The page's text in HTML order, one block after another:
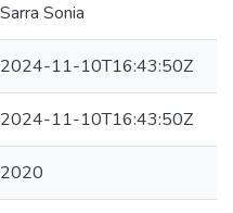
Sarra Sonia
2024-11-10T16:43:50Z
2024-11-10T16:43:50Z
2020